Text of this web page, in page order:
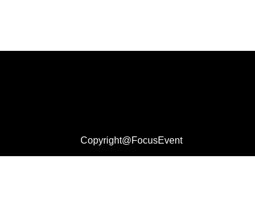
Copyright@FocusEvent